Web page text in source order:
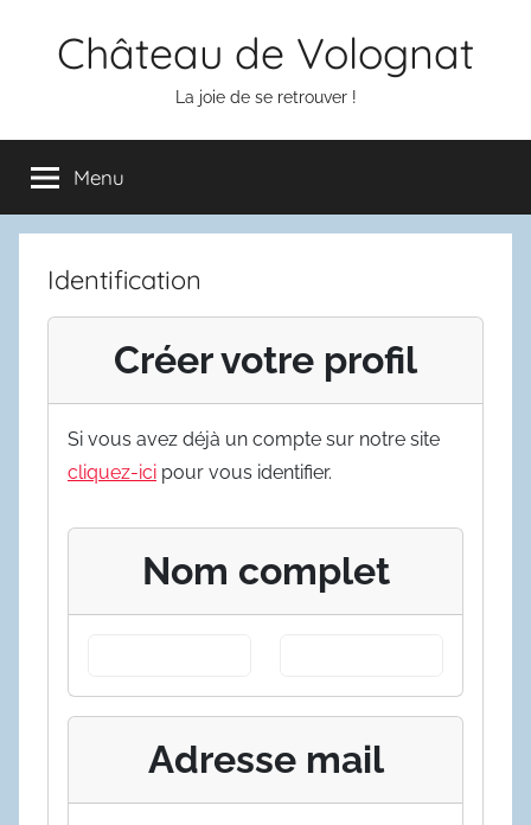
Château de Volognat
La joie de se retrouver !
Menu
Identification
Créer votre profil
Si vous avez déjà un compte sur notre site
cliquez-ici pour vous identifier.
Nom complet
Adresse mail